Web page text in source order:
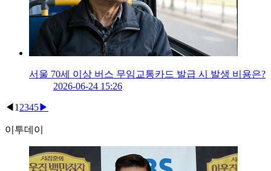
서울 70세 이상 버스 무임교통카드 발급 시 발생 비용은?
2026-06-24 15:26
◀ 1 2345▶
이투데이